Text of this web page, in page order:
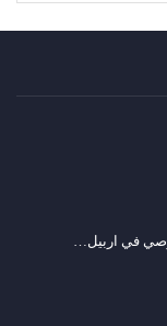
في اربيل…